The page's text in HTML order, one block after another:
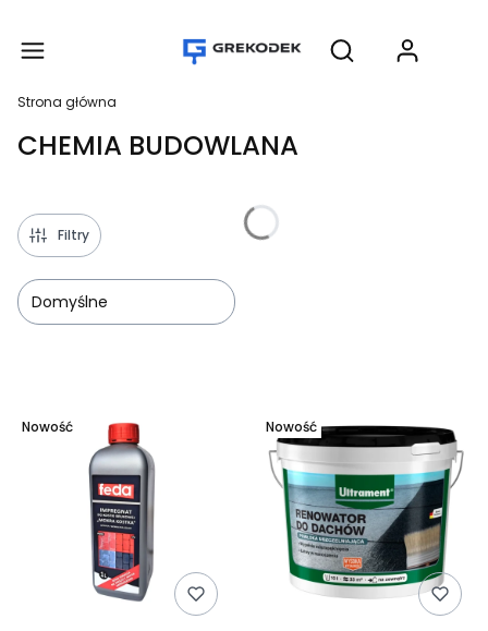
Otwórz
Strona główna
CHEMIA BUDOWLANA
Filtry
Domyślne
Nowość Nowość